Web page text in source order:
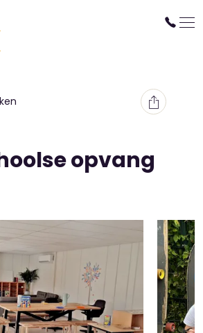
opvang